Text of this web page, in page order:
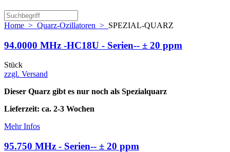
Home > Quarz-Ozillatoren > SPEZIAL-QUARZ
94.0000 MHz -HC18U - Serien-- ± 20 ppm
Stück
zzgl. Versand
Dieser Quarz gibt es nur noch als Spezialquarz
Lieferzeit: ca. 2-3 Wochen
Mehr Infos
95.750 MHz - Serien-- ± 20 ppm